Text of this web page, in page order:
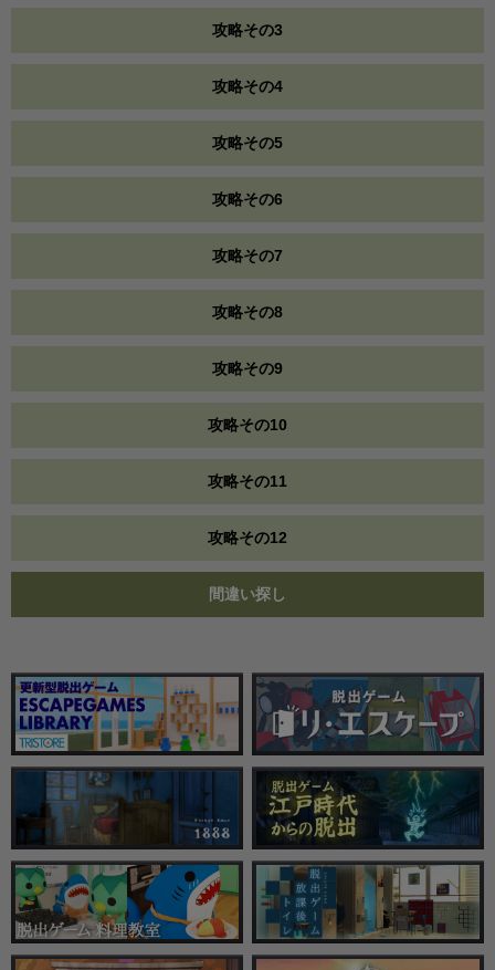
攻略その3
攻略その4
攻略その5
攻略その6
攻略その7
攻略その8
攻略その9
攻略その10
攻略その11
攻略その12
間違い探し